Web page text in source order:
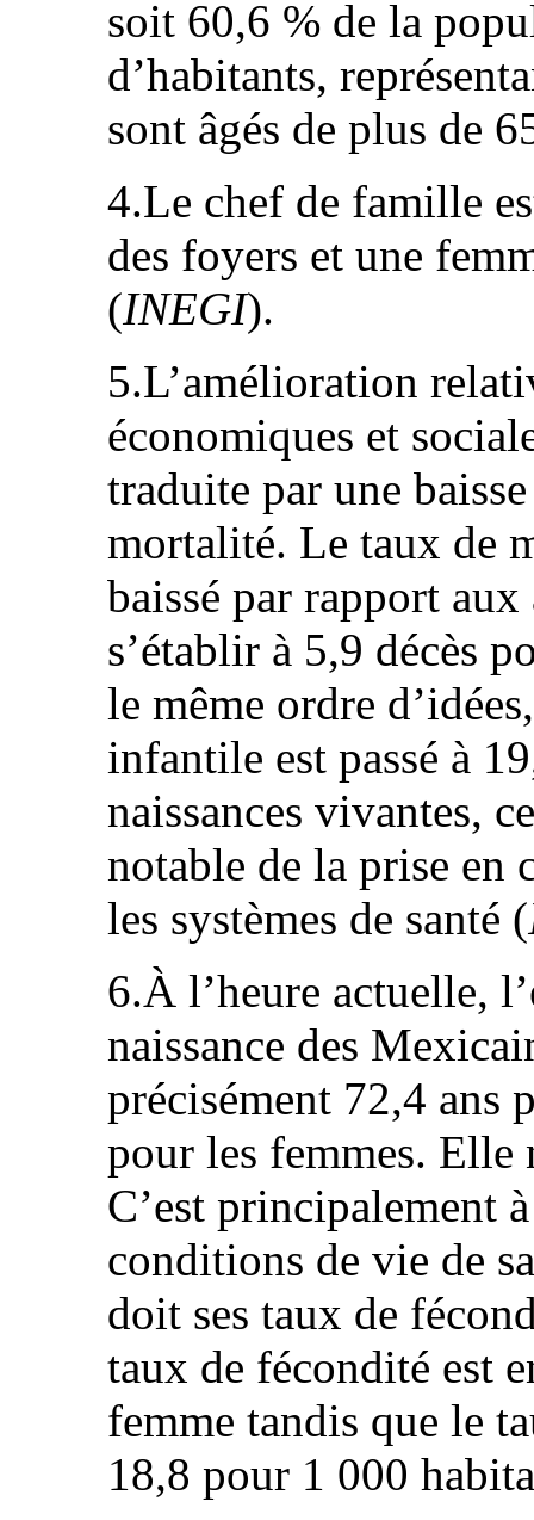
soit 60,6 % de la
d’habitants,
sont âgés de plus de
4.Le chef de famille
des foyers et une
(INEGI).
5.L’amélioration
économiques et
traduite par une
mortalité. Le taux de
baissé par rapport aux
s’établir à 5,9 décès
le même ordre
infantile est passé à
naissances vivantes,
notable de la prise en
les systèmes de santé (
6.À l’heure actuelle,
naissance des
précisément 72,4 ans
pour les femmes. Elle
C’est principalement
conditions de vie de
doit ses taux de
taux de fécondité est
femme tandis que le
18,8 pour 1 000